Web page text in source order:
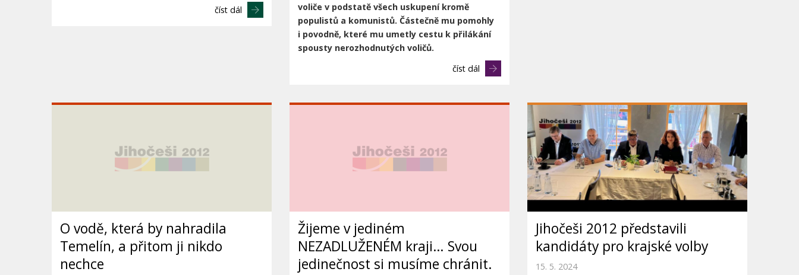
číst dál
voličev podstatě všech uskupení kromě
populistů a komunistů. Částečně mu pomohly
i povodně, které mu umetly cestu k přilákání
spousty nerozhodnutých voličů.
číst dál
O vodě, která by nahradila
Temelín, a přitom ji nikdo
nechce
Žijeme v jediném
NEZADLUŽENÉM kraji… Svou
jedinečnost si musíme chránit.
Jihočeši 2012 představili
kandidáty pro krajské volby
15. 5. 2024